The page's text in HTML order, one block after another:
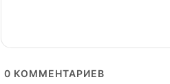
0 КОММЕНТАРИЕВ